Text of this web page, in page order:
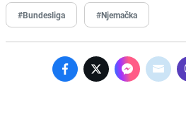
#Bundesliga #Njemačka